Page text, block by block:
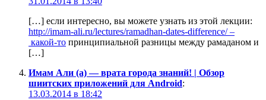
[…] если интересно, вы можете узнать из этой лекции:
http://imam-ali.ru/lectures/ramadhan-dates-difference/ –
какой-то принципиальной разницы между рамаданом и
[…]
Имам Али (а) — врата города знаний! | Обзор
шиитских приложений для Android:
13.03.2014 в 18:42